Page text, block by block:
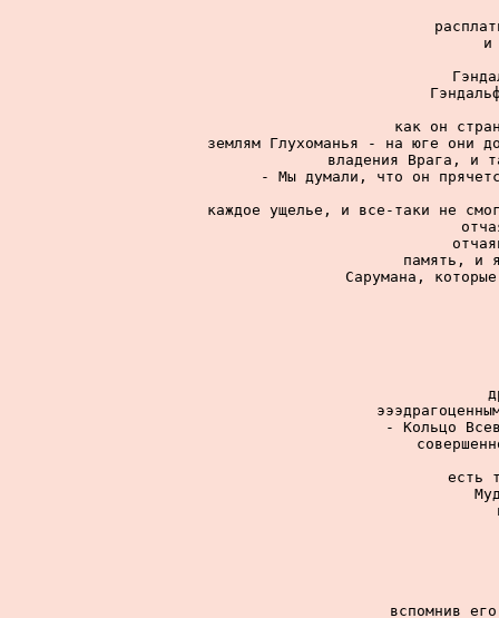
и
как он
землям Глухоманья - на юге они
владения Врага, и
- Мы думали, что он
каждое ущелье, и все-таки не
память, и
Сарумана,
- Кольцо
есть
вспомнив